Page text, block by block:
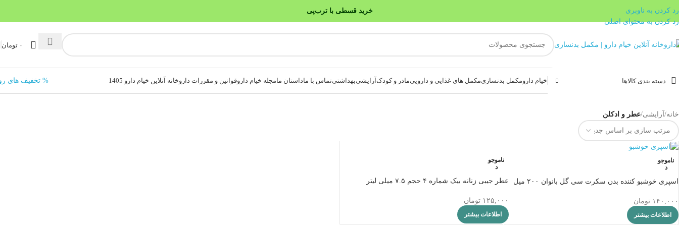
خرید قسطی با ترب‌پی
۴ قسط، بدون کارمزد
بدون ضامن، بدون سود
رد کردن به ناوبری
رد کردن به محتوای اصلی
۰ تومان
دسته بندی کالاها خیام دارومکمل بدنسازیمکمل های غذایی و داروییمادر و کودک آرایشیبهداشتیتماس با ماداستان مامجله خیام داروقوانین و مقررات داروخانه آنلاین خیام دارو 1405 % تخفیف های
خانه/ آرایشی/عطر و ادکلن
ناموجو
د
اسپری خوشبو کننده بدن سکرت سی گل بانوان ۲۰۰ میل
۱۴۰,۰۰۰ تومان
اطلاعات بیشتر
ناموجو
د
عطر جیبی زنانه بیک شماره ۴ حجم ۷.۵ میلی لیتر
۱۲۵,۰۰۰ تومان
اطلاعات بیشتر